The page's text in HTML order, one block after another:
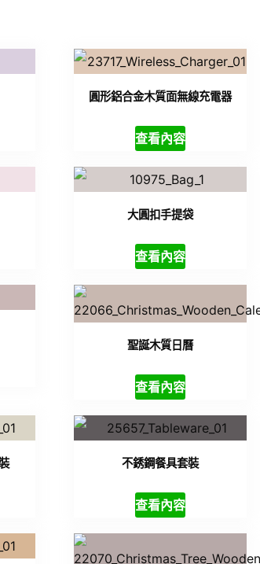
圓形鋁合金木質面無線充電器
查看內容
大圓扣手提袋
查看內容
聖誕木質日曆
查看內容
不銹鋼餐具套裝
查看內容